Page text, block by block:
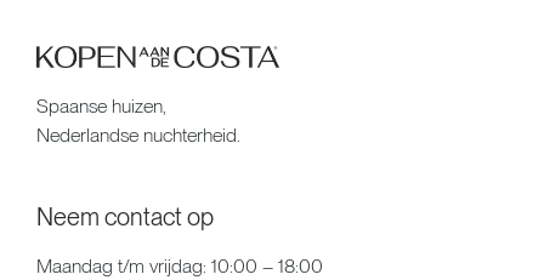
Spaanse huizen,
Nederlandse nuchterheid.
Neem contact op
Maandag t/m vrijdag: 10:00 – 18:00